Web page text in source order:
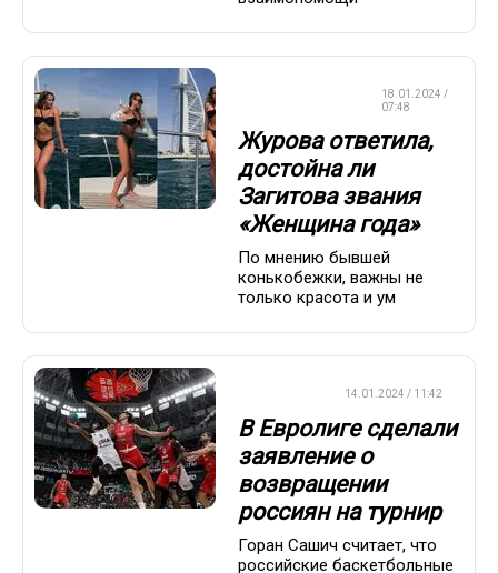
18.01.2024 /
07:48
Журова ответила,
достойна ли
Загитова звания
«Женщина года»
По мнению бывшей
конькобежки, важны не
только красота и ум
14.01.2024 / 11:42
В Евролиге сделали
заявление о
возвращении
россиян на турнир
Горан Сашич считает, что
российские баскетбольные